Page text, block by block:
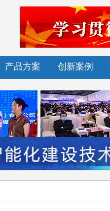
产品方案 创新案例